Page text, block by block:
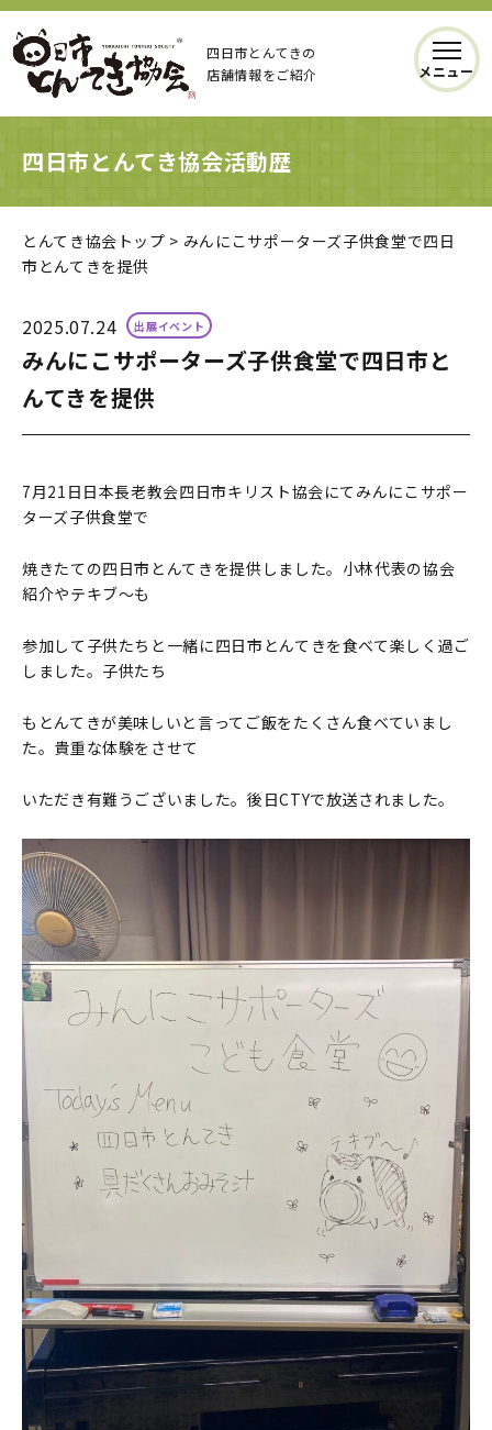
四日市とんてきの
店舗情報をご紹介
メニュー
四日市とんてき協会活動歴
とんてき協会トップ > みんにこサポーターズ子供食堂で四日
市とんてきを提供
2025.07.24 出展イベント
みんにこサポーターズ子供食堂で四日市と
んてきを提供
7月21日日本長老教会四日市キリスト協会にてみんにこサポー
ターズ子供食堂で
焼きたての四日市とんてきを提供しました。小林代表の協会
紹介やテキブ～も
参加して子供たちと一緒に四日市とんてきを食べて楽しく過ご
しました。子供たち
もとんてきが美味しいと言ってご飯をたくさん食べていまし
た。貴重な体験をさせて
いただき有難うございました。後日CTYで放送されました。